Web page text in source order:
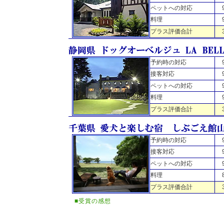
ペットへの対応
料理
プラス評価合計
予約時の対応
接客対応
ペットへの対応
料理
プラス評価合計
予約時の対応
接客対応
ペットへの対応
料理
プラス評価合計
■受賞の感想